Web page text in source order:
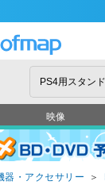
映像
器・アクセサリー ＞